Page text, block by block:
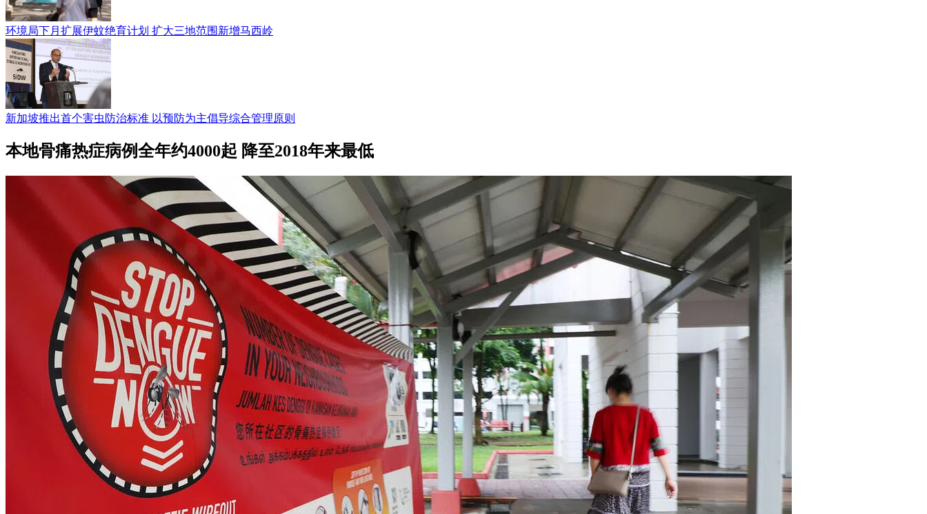
环境局下月扩展伊蚊绝育计划 扩大三地范围新增马西岭
新加坡推出首个害虫防治标准 以预防为主倡导综合管理原则
本地骨痛热症病例全年约4000起 降至2018年来最低